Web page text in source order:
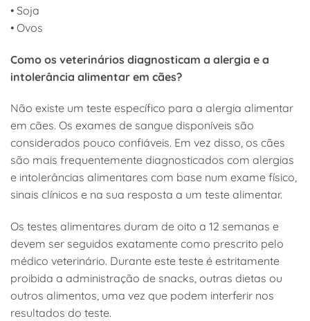
• Soja
• Ovos
Como os veterinários diagnosticam a alergia e a
intolerância alimentar em cães?
Não existe um teste específico para a alergia alimentar
em cães. Os exames de sangue disponíveis são
considerados pouco confiáveis. Em vez disso, os cães
são mais frequentemente diagnosticados com alergias
e intolerâncias alimentares com base num exame físico,
sinais clínicos e na sua resposta a um teste alimentar.
Os testes alimentares duram de oito a 12 semanas e
devem ser seguidos exatamente como prescrito pelo
médico veterinário. Durante este teste é estritamente
proibida a administração de snacks, outras dietas ou
outros alimentos, uma vez que podem interferir nos
resultados do teste.